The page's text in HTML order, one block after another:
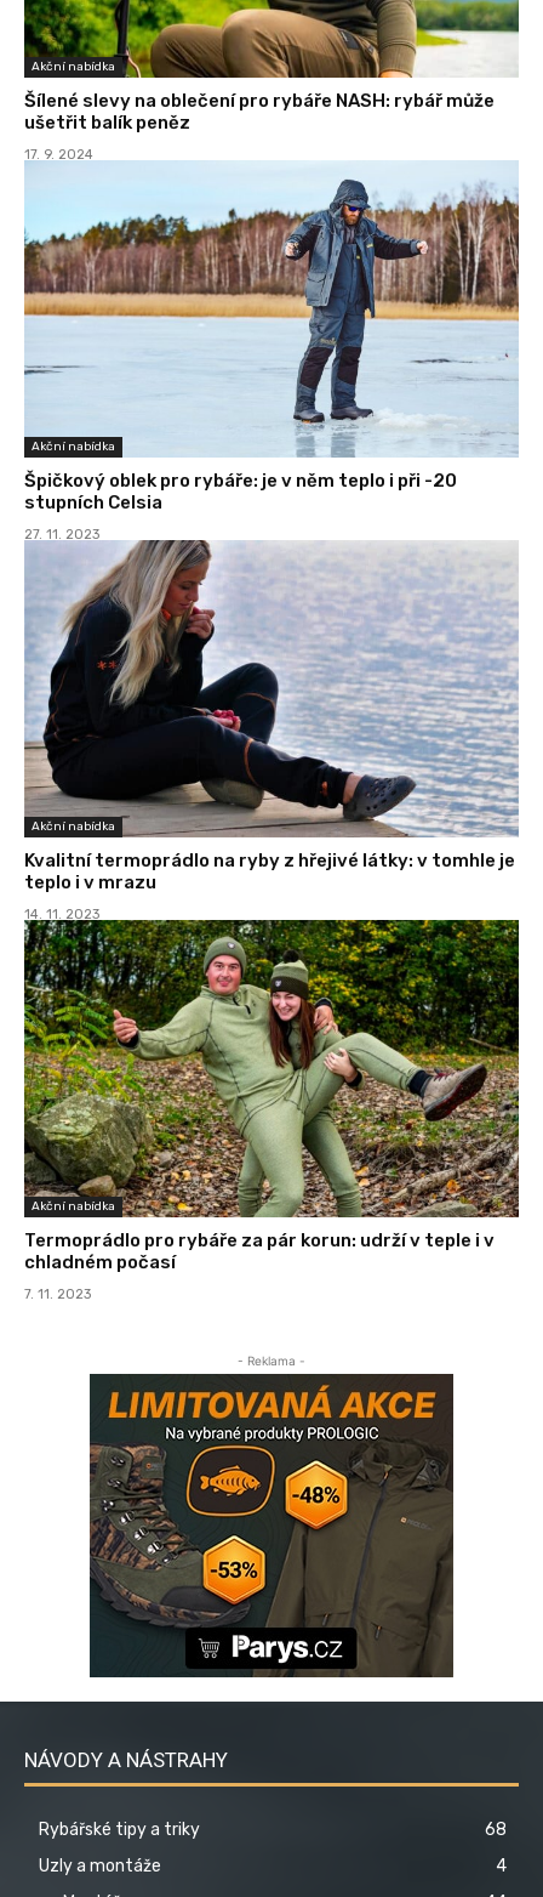
Akční nabídka
Šílené slevy na oblečení pro rybáře NASH: rybář může
ušetřit balík peněz
17. 9. 2024
Akční nabídka
Špičkový oblek pro rybáře: je v něm teplo i při -20
stupních Celsia
27. 11. 2023
Akční nabídka
Kvalitní termoprádlo na ryby z hřejivé látky: v tomhle je
teplo i v mrazu
14. 11. 2023
Akční nabídka
Termoprádlo pro rybáře za pár korun: udrží v teple i v
chladném počasí
7. 11. 2023
- Reklama -
NÁVODY A NÁSTRAHY
Rybářské tipy a triky
68
Uzly a montáže
4